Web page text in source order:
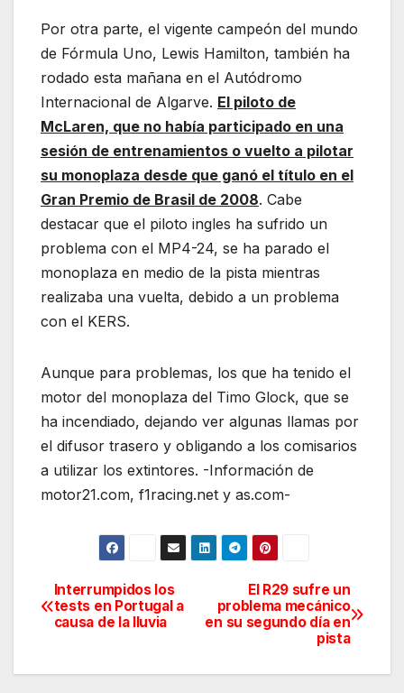
Por otra parte, el vigente campeón del mundo
de Fórmula Uno, Lewis Hamilton, también ha
rodado esta mañana en el Autódromo
Internacional de Algarve. El piloto de
McLaren, que no había participado en una
sesión de entrenamientos o vuelto a pilotar
su monoplaza desde que ganó el título en el
Gran Premio de Brasil de 2008. Cabe
destacar que el piloto ingles ha sufrido un
problema con el MP4-24, se ha parado el
monoplaza en medio de la pista mientras
realizaba una vuelta, debido a un problema
con el KERS.
Aunque para problemas, los que ha tenido el
motor del monoplaza del Timo Glock, que se
ha incendiado, dejando ver algunas llamas por
el difusor trasero y obligando a los comisarios
a utilizar los extintores. -Información de
motor21.com, f1racing.net y as.com-
Navegación
de
entradas
El R29 sufre un
problema mecánico
en su segundo día en
pista
Interrumpidos los
tests en Portugal a
causa de la lluvia